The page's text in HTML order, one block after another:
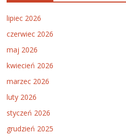
lipiec 2026
czerwiec 2026
maj 2026
kwiecień 2026
marzec 2026
luty 2026
styczeń 2026
grudzień 2025